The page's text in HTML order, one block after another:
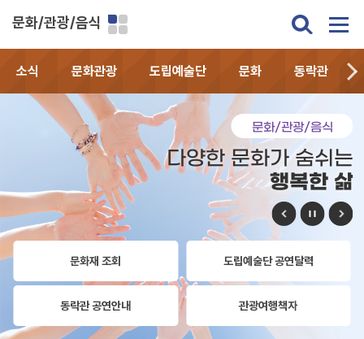
문화/관광/음식
소식 문화관광 도립예술단 문화 동락관
문화/관광/음식
다양한 문화가 숨쉬는
행복한 삶
문화재 조회 도립예술단 공연달력
동락관 공연안내 관광여행책자